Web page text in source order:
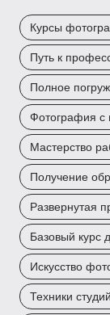
Курсы
Путь к
Полное
Фотография с
Мастерство
Получение
Развернутая
Базовый курс
Искусство
Техники